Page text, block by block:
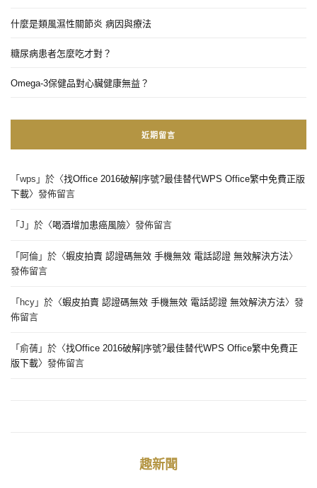
什麼是類風濕性關節炎 病因與療法
糖尿病患者怎麼吃才對？
Omega-3保健品對心臟健康無益？
近期留言
「 wps 」於〈找Office 2016破解|序號?最佳替代WPS Office繁中免費正版
下載〉發佈留言
「 J 」於〈喝酒增加患癌風險〉發佈留言
「 阿倫 」於〈蝦皮拍賣 認證碼無效 手機無效 電話認證 無效解決方法〉
發佈留言
「 hcy 」於〈蝦皮拍賣 認證碼無效 手機無效 電話認證 無效解決方法〉發
佈留言
「 俞蒨 」於〈找Office 2016破解|序號?最佳替代WPS Office繁中免費正
版下載〉發佈留言
趣新聞